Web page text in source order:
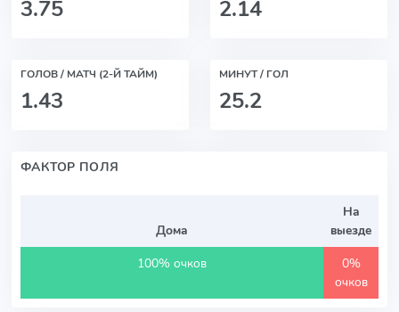
3.75 2.14
ГОЛОВ / МАТЧ (2-Й ТАЙМ)
1.43
МИНУТ / ГОЛ
25.2
ФАКТОР ПОЛЯ
Дома
На
выезде
100% очков
0%
очков